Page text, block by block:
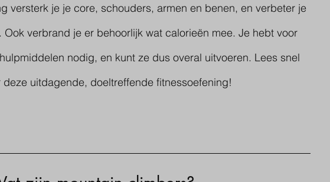
versterk je je core, schouders, armen en benen, en verbeter je
verbrand je er behoorlijk wat calorieën mee. Je hebt voor
nodig, en kunt ze dus overal uitvoeren. Lees snel
deze uitdagende, doeltreffende fitnessoefening!